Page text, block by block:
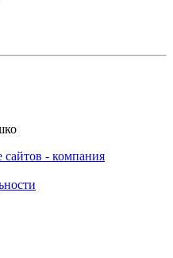
сайтов - компания